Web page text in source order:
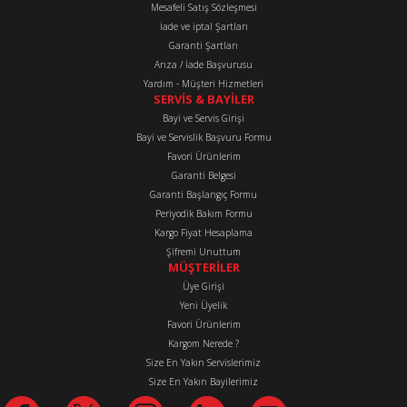
Ürün fiyatı diğer sitelerden daha pahalı.
Bu ürüne benzer farklı alternatifler olmalı.
Gönder
Mesafeli Satış Sözleşmesi
İade ve iptal Şartları
Garanti Şartları
Arıza / İade Başvurusu
Yardım - Müşteri Hizmetleri
SERVİS & BAYİLER
Bayi ve Servis Girişi
Bayi ve Servislik Başvuru Formu
Favori Ürünlerim
Garanti Belgesi
Garanti Başlangıç Formu
Periyodik Bakım Formu
Kargo Fiyat Hesaplama
Şifremi Unuttum
MÜŞTERİLER
Üye Girişi
Yeni Üyelik
Favori Ürünlerim
Kargom Nerede ?
Size En Yakın Servislerimiz
Size En Yakın Bayilerimiz